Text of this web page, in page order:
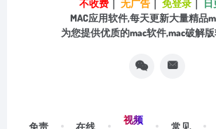
不收费 ｜ 无广告 ｜ 免登录 ｜
MAC应用软件,每天更新大量精品
为您提供优质的mac软件,mac破解
免责 在线 视频 常见